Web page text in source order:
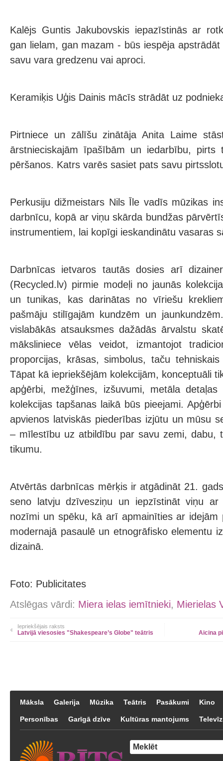
Kalējs Guntis Jakubovskis iepazīstinās ar
gan lielam, gan mazam - būs iespēja
savu vara gredzenu vai aproci.
Keramiķis Uģis Dainis mācīs strādāt uz
Pirtniece un zālīšu zinātāja Anita Laime
ārstnieciskajām īpašībām un iedarbību, pirts
pēršanos. Katrs varēs sasiet pats savu
Perkusiju dižmeistars Nils Īle vadīs mūzikas
darbnīcu, kopā ar viņu skārda bundžas
instrumentiem, lai kopīgi ieskandinātu vasaras
Darbnīcas ietvaros tautās dosies arī
(Recycled.lv) pirmie modeļi no jaunās
un tunikas, kas darinātas no vīriešu
pašmāju stilīgajām kundzēm un
vislabākās atsauksmes dažādās ārvalstu
māksliniece vēlas veidot, izmantojot
proporcijas, krāsas, simbolus, taču
Tāpat kā iepriekšējām kolekcijām, konceptuāli
apģērbi, mežģīnes, izšuvumi, metāla
kolekcijas tapšanas laikā būs pieejami.
apvienos latviskās piederības izjūtu un mūsu
– mīlestību uz atbildību par savu zemi, dabu,
tikumu.
Atvērtās darbnīcas mērķis ir atgādināt 21.
seno latvju dzīvesziņu un iepzīstināt viņu
nozīmi un spēku, kā arī apmainīties ar idejām
modernajā pasaulē un etnogrāfisko elementu
dizainā.
Foto: Publicitates
Atslēgas vārdi: Miera ielas iemītnieki, Mierielas
Iepriekšējais raksts
Latvijā viesosies "Shakespeare’s Globe" teātris Aicina
Māksla Galerija Mūzika Teātris Pasākumi Kino
Personības Garīgā dzīve Kultūras mantojums